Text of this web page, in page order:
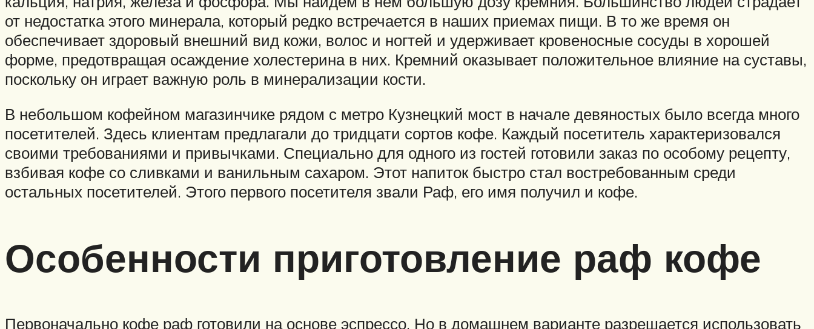
от недостатка этого минерала, который редко встречается в наших приемах пищи. В то же время он
обеспечивает здоровый внешний вид кожи, волос и ногтей и удерживает кровеносные сосуды в хорошей
форме, предотвращая осаждение холестерина в них. Кремний оказывает положительное влияние на суставы,
поскольку он играет важную роль в минерализации кости.
В небольшом кофейном магазинчике рядом с метро Кузнецкий мост в начале девяностых было всегда много
посетителей. Здесь клиентам предлагали до тридцати сортов кофе. Каждый посетитель характеризовался
своими требованиями и привычками. Специально для одного из гостей готовили заказ по особому рецепту,
взбивая кофе со сливками и ванильным сахаром. Этот напиток быстро стал востребованным среди
остальных посетителей. Этого первого посетителя звали Раф, его имя получил и кофе.
Особенности приготовление раф кофе
Первоначально кофе раф готовили на основе эспрессо. Но в домашнем варианте разрешается использовать